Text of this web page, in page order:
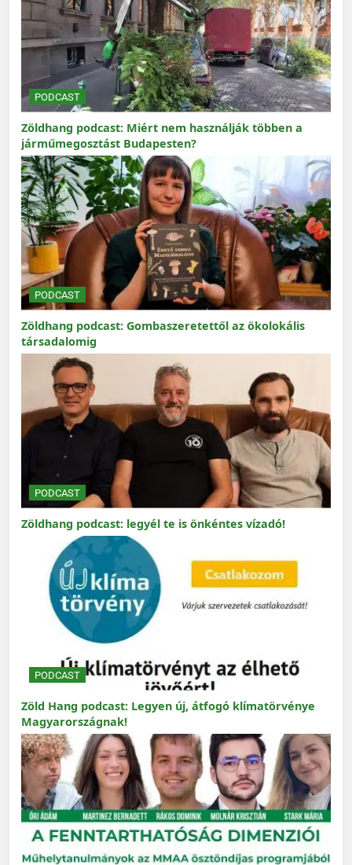
PODCAST
Zöldhang podcast: Miért nem használják többen a
járműmegosztást Budapesten?
PODCAST
Zöldhang podcast: Gombaszeretettől az ökolokális
társadalomig
PODCAST
Zöldhang podcast: legyél te is önkéntes vízadó!
PODCAST
Zöld Hang podcast: Legyen új, átfogó klímatörvénye
Magyarországnak!